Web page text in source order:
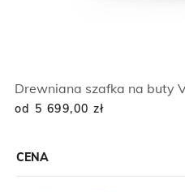
CENA
Drewniana szafka na buty
od 5 699,00 zł